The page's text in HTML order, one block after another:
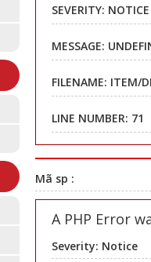
SEVERITY: NOTICE
MESSAGE:
FILENAME: ITEM/
LINE NUMBER: 71
Mã sp :
A PHP Error
Severity: Notice